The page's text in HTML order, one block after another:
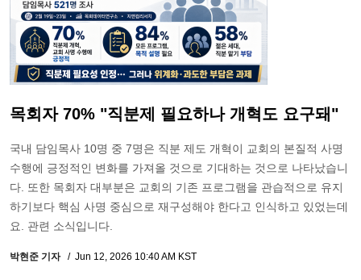
목회자 70% "직분제 필요하나 개혁도 요구돼"
국내 담임목사 10명 중 7명은 직분 제도 개혁이 교회의 본질적 사명
수행에 긍정적인 변화를 가져올 것으로 기대하는 것으로 나타났습니
다. 또한 목회자 대부분은 교회의 기존 프로그램을 관습적으로 유지
하기보다 핵심 사명 중심으로 재구성해야 한다고 인식하고 있었는데
요. 관련 소식입니다.
박현준 기자 Jun 12, 2026 10:40 AM KST